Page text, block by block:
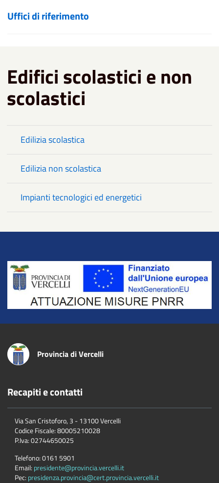
Uffici di riferimento
Edifici scolastici e non
scolastici
Edilizia scolastica
Edilizia non scolastica
Impianti tecnologici ed energetici
Title
Provincia di Vercelli
Recapiti e contatti
Via San Cristoforo, 3 - 13100 Vercelli
Codice Fiscale:80005210028
P.Iva:02744650025
Telefono:0161 5901
Email: presidente@provincia.vercelli.it
Pec: presidenza.provincia@cert.provincia.vercelli.it